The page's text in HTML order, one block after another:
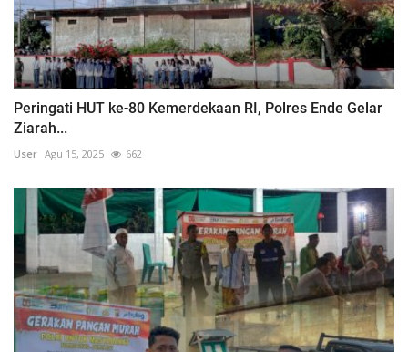
Peringati HUT ke-80 Kemerdekaan RI, Polres Ende Gelar
Ziarah...
User Agu 15, 2025 662